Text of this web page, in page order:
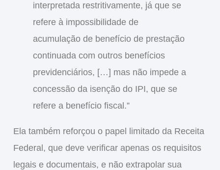
interpretada restritivamente, já que se
refere à impossibilidade de
acumulação de benefício de prestação
continuada com outros benefícios
previdenciários, […] mas não impede a
concessão da isenção do IPI, que se
refere a benefício fiscal .”
Ela também reforçou o papel
limitado da Receita
Federal , que deve verificar apenas os requisitos
legais e documentais, e não extrapolar sua